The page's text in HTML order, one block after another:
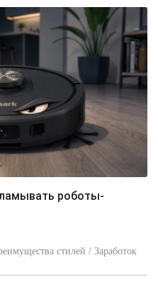
стилей / Заработок